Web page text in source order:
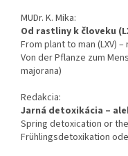
MUDr. K. Mika:
Od rastliny k človeku
From plant to man (LXV)
Von der Pflanze zum
majorana)
Redakcia:
Jarná detoxikácia –
Spring detoxication or
Frühlingsdetoxikation